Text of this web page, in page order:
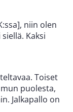
niin olen
Kaksi
Toiset
puolesta,
Jalkapallo on